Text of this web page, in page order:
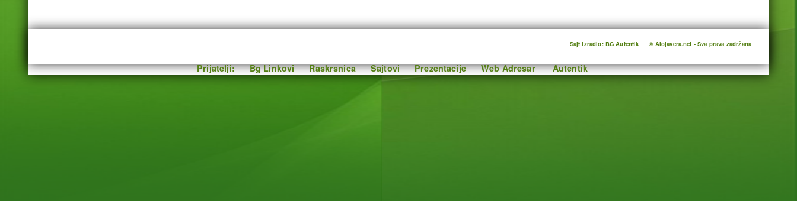
Sajt izradio: BG Autentik © Alojavera.net - Sva prava zadržana
Prijatelji: Bg Linkovi Raskrsnica Sajtovi Prezentacije Web Adresar Autentik